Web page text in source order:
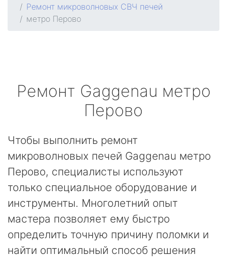
Ремонт микроволновых СВЧ печей
метро Перово
Ремонт Gaggenau метро
Перово
Чтобы выполнить ремонт
микроволновых печей Gaggenau метро
Перово, специалисты используют
только специальное оборудование и
инструменты. Многолетний опыт
мастера позволяет ему быстро
определить точную причину поломки и
найти оптимальный способ решения